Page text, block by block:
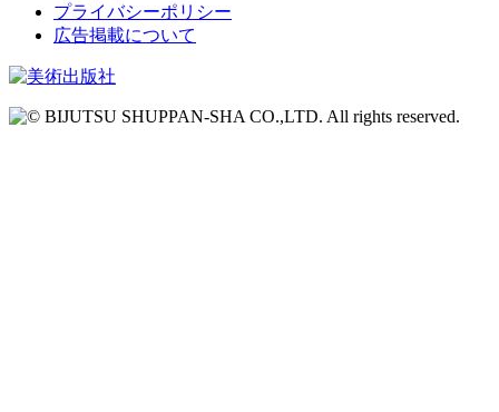
プライバシーポリシー
広告掲載について